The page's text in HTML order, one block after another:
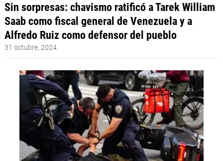
Sin sorpresas: chavismo ratificó a Tarek William
Saab como fiscal general de Venezuela y a
Alfredo Ruiz como defensor del pueblo
31 octubre, 2024